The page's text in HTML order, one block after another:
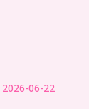
2026-06-22